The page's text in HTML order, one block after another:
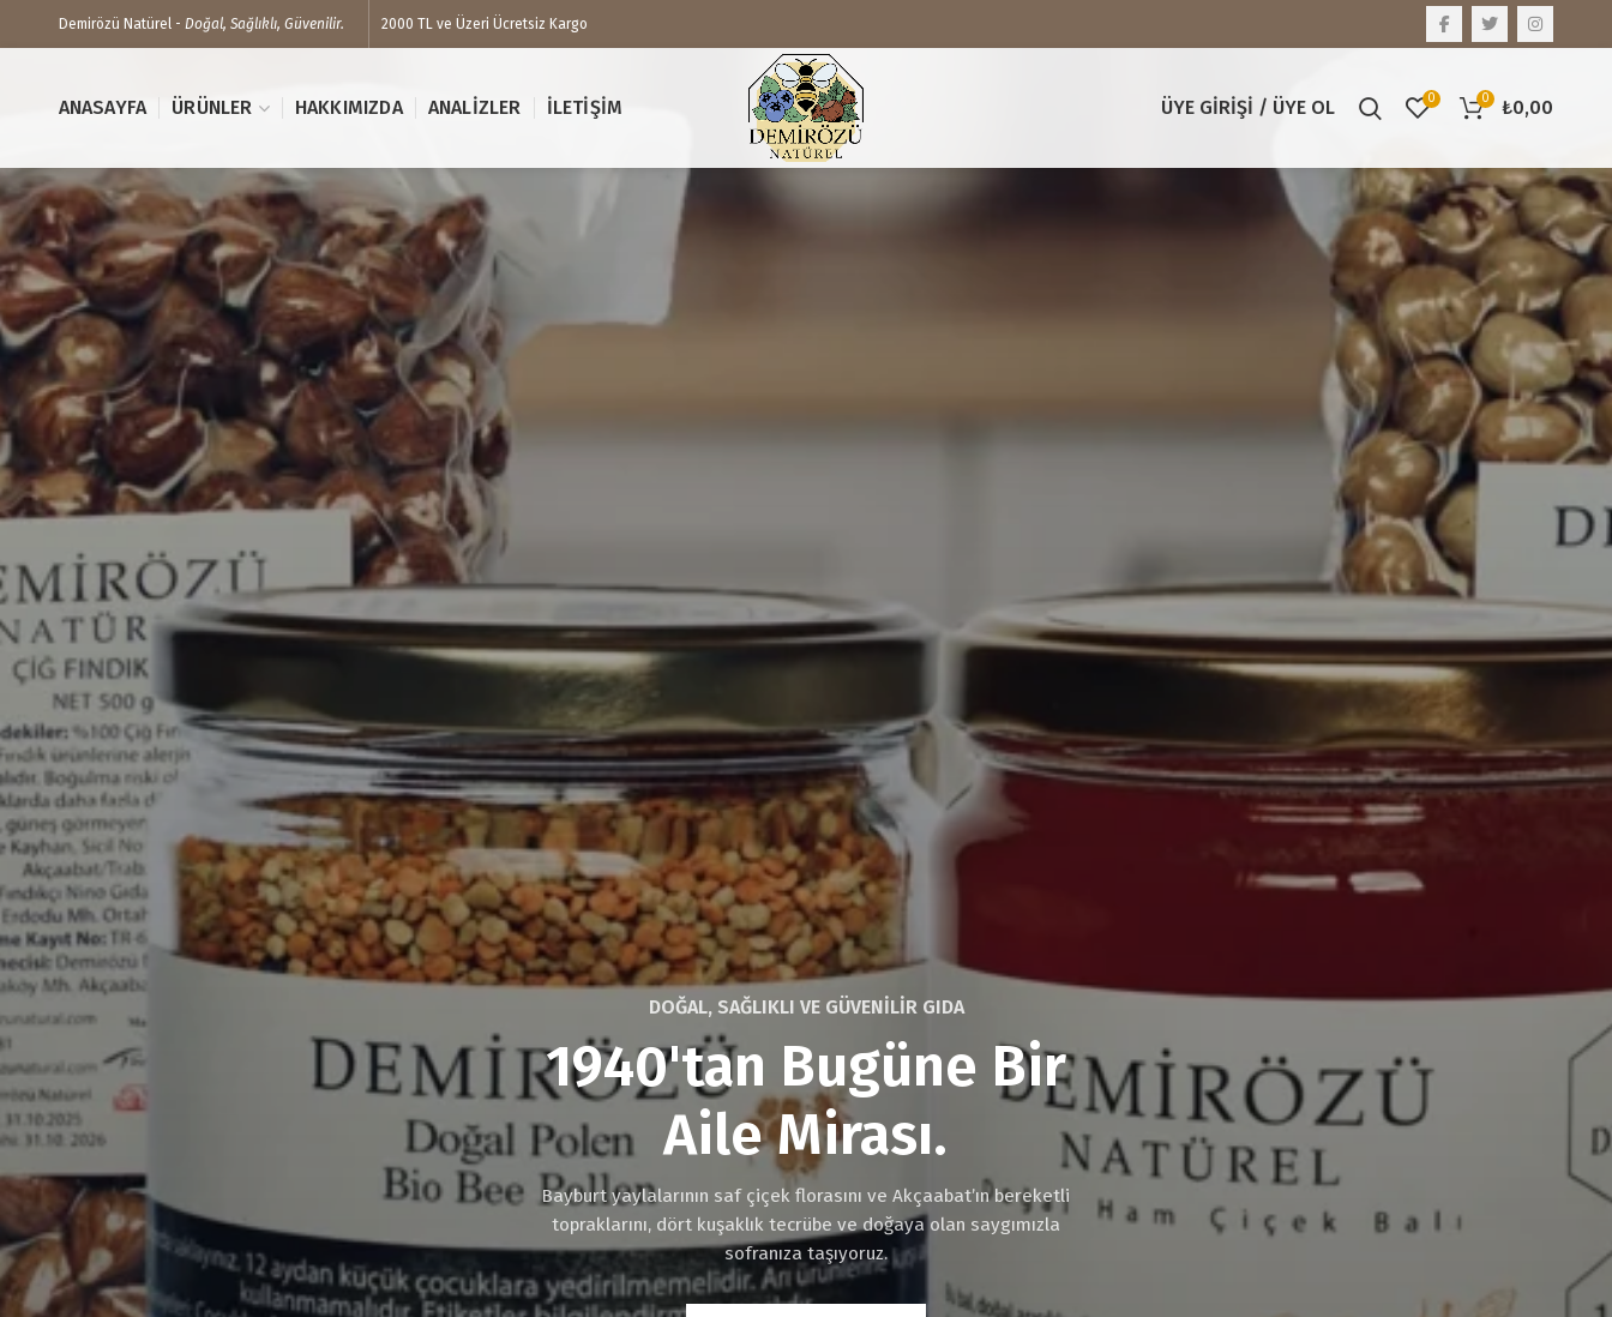
Demirözü Natürel - Doğal, Sağlıklı, Güvenilir. 2000 TL ve Üzeri Ücretsiz Kargo
ANASAYFA ÜRÜNLER HAKKIMIZDA ANALIZLER İLETIŞIM ÜYE GIRIŞI / ÜYE OL 0 0 ₺0,00
DOĞAL, SAĞLIKLI VE GÜVENİLİR GIDA
1940'tan Bugüne Bir
Aile Mirası.
Bayburt yaylalarının saf çiçek florasını ve Akçaabat’ın bereketli
topraklarını, dört kuşaklık tecrübe ve doğaya olan saygımızla
sofranıza taşıyoruz.